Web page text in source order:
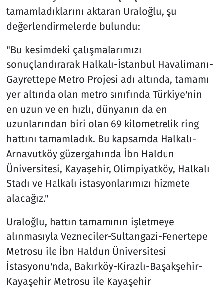
tamamladıklarını aktaran Uraloğlu, şu
değerlendirmelerde bulundu:
"Bu kesimdeki çalışmalarımızı
sonuçlandırarak Halkalı-İstanbul Havalimanı-
Gayrettepe Metro Projesi adı altında, tamamı
yer altında olan metro sınıfında Türkiye'nin
en uzun ve en hızlı, dünyanın da en
uzunlarından biri olan 69 kilometrelik ring
hattını tamamladık. Bu kapsamda Halkalı-
Arnavutköy güzergahında İbn Haldun
Üniversitesi, Kayaşehir, Olimpiyatköy, Halkalı
Stadı ve Halkalı istasyonlarımızı hizmete
alacağız."
Uraloğlu, hattın tamamının işletmeye
alınmasıyla Vezneciler-Sultangazi-Fenertepe
Metrosu ile İbn Haldun Üniversitesi
İstasyonu'nda, Bakırköy-Kirazlı-Başakşehir-
Kayaşehir Metrosu ile Kayaşehir